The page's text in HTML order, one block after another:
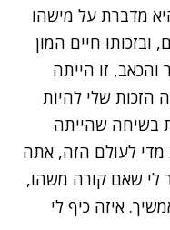
מדברת על מישהו
חיים המון
זו הייתה
הזכות שלי להיות
בשיחה שהייתה
מדי לעולם הזה, אתה
לי שאם קורה משהו,
איזה כיף לי